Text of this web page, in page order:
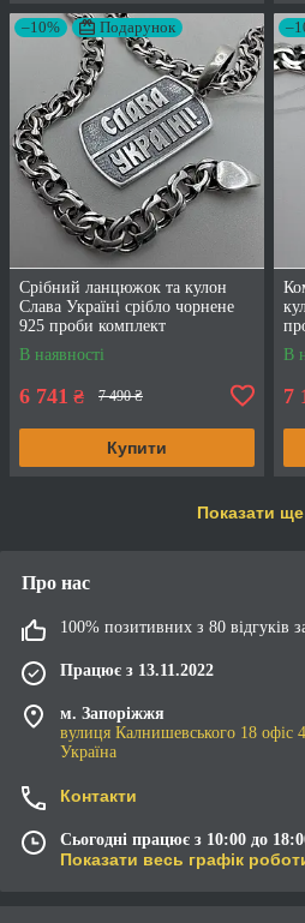
–10% Подарунок
Срібний ланцюжок та кулон
Слава Україні срібло чорнене
925 проби комплект
В наявності
6 741 ₴ 7 490 ₴
Купити
В
7
Показати ще
Про нас
100% позитивних з 80 відгуків
Працює з 13.11.2022
м. Запоріжжя
вулиця Калнишевського 18 офіс
Україна
Контакти
Сьогодні працює з 10:00 до
Показати весь графік